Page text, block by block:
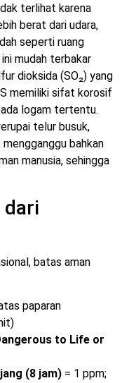
terlihat karena
berat dari udara,
seperti ruang
mudah terbakar
dioksida (SO₂) yang
memiliki sifat korosif
logam tertentu.
telur busuk,
bahkan
manusia, sehingga
dari
batas aman
paparan
to Life or
(8 jam) = 1 ppm;